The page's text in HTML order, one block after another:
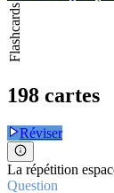
Flashcards
198 cartes
Réviser
La répétition
Question